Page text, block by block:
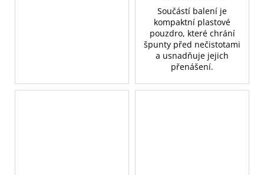
Součástí balení je
kompaktní plastové
pouzdro, které chrání
špunty před nečistotami
a usnadňuje jejich
přenášení.